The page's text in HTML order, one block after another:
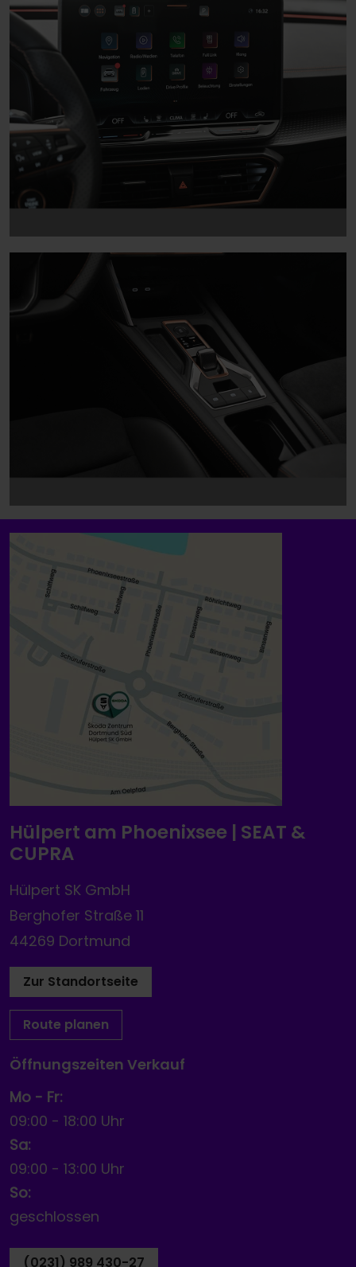
Hülpert am Phoenixsee | SEAT &
CUPRA
Hülpert SK GmbH
Berghofer Straße 11
44269 Dortmund
Zur Standortseite
Route planen
Öffnungszeiten Verkauf
Mo - Fr:
09:00 - 18:00 Uhr
Sa:
09:00 - 13:00 Uhr
So:
geschlossen
(0231) 989 430-27